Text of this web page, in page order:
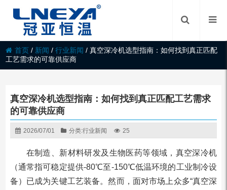
首页 / 新闻 /行业新闻 /真空深冷机选型指南：如何找到真正匹配
工艺需求的可靠供应商
真空深冷机选型指南：如何找到真正匹配工艺需求
的可靠供应商
2026/07/01 分类:行业新闻 25
在制造、新材料研发及生物医药等领域，真空深冷机
（通常指可稳定提供-80℃至-150℃低温环境的工业制冷设
备）已成为关键工艺装备。然而，面对市场上众多“真空深